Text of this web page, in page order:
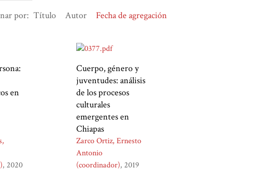
por: Título Autor Fecha de agregación
en
2020
Cuerpo, género y
juventudes: análisis
de los procesos
culturales
emergentes en
Chiapas
Zarco Ortiz, Ernesto
Antonio
(coordinador) 2019